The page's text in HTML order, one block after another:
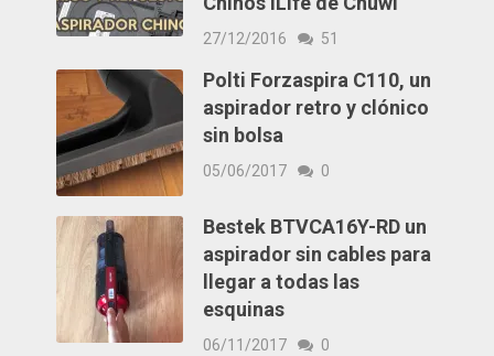
27/12/2016 51
Polti Forzaspira C110, un
aspirador retro y clónico
sin bolsa
05/06/2017 0
Bestek BTVCA16Y-RD un
aspirador sin cables para
llegar a todas las
esquinas
06/11/2017 0